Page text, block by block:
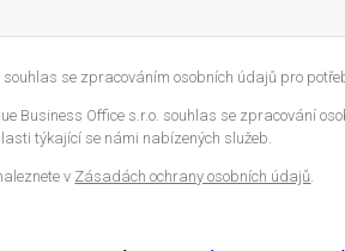
se zpracováním osobních údajů pro
Business Office s.r.o. souhlas se zpracování
týkající se námi nabízených služeb.
v Zásadách ochrany osobních údajů.